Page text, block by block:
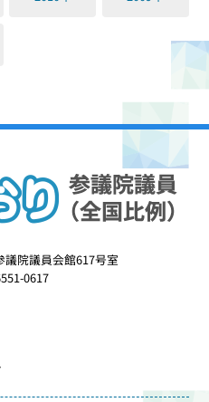
院議員会館617号室
0617